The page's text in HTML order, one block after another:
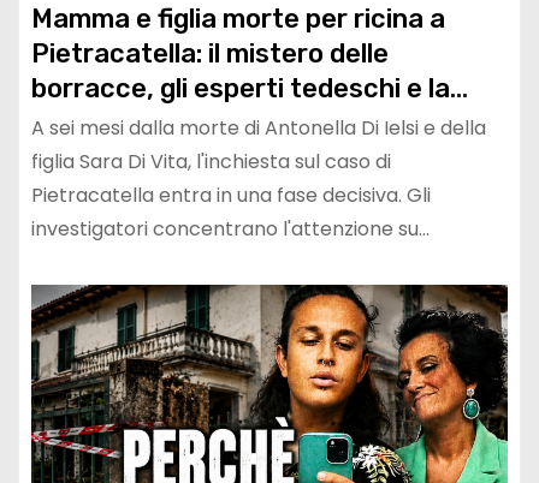
Mamma e figlia morte per ricina a
Pietracatella: il mistero delle
borracce, gli esperti tedeschi e la
nuova svolta nell’inchiesta
A sei mesi dalla morte di Antonella Di Ielsi e della
figlia Sara Di Vita, l'inchiesta sul caso di
Pietracatella entra in una fase decisiva. Gli
investigatori concentrano l'attenzione su…